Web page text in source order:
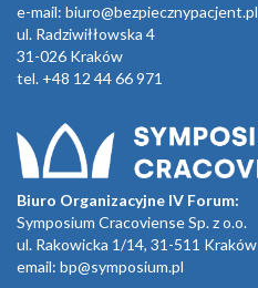
e-mail: biuro@bezpiecznypacjent.pl
ul. Radziwiłłowska 4
31-026 Kraków
tel. +48 12 44 66 971
Biuro Organizacyjne IV Forum:
Symposium Cracoviense Sp. z o.o.
ul. Rakowicka 1/14, 31-511 Kraków
email: bp@symposium.pl